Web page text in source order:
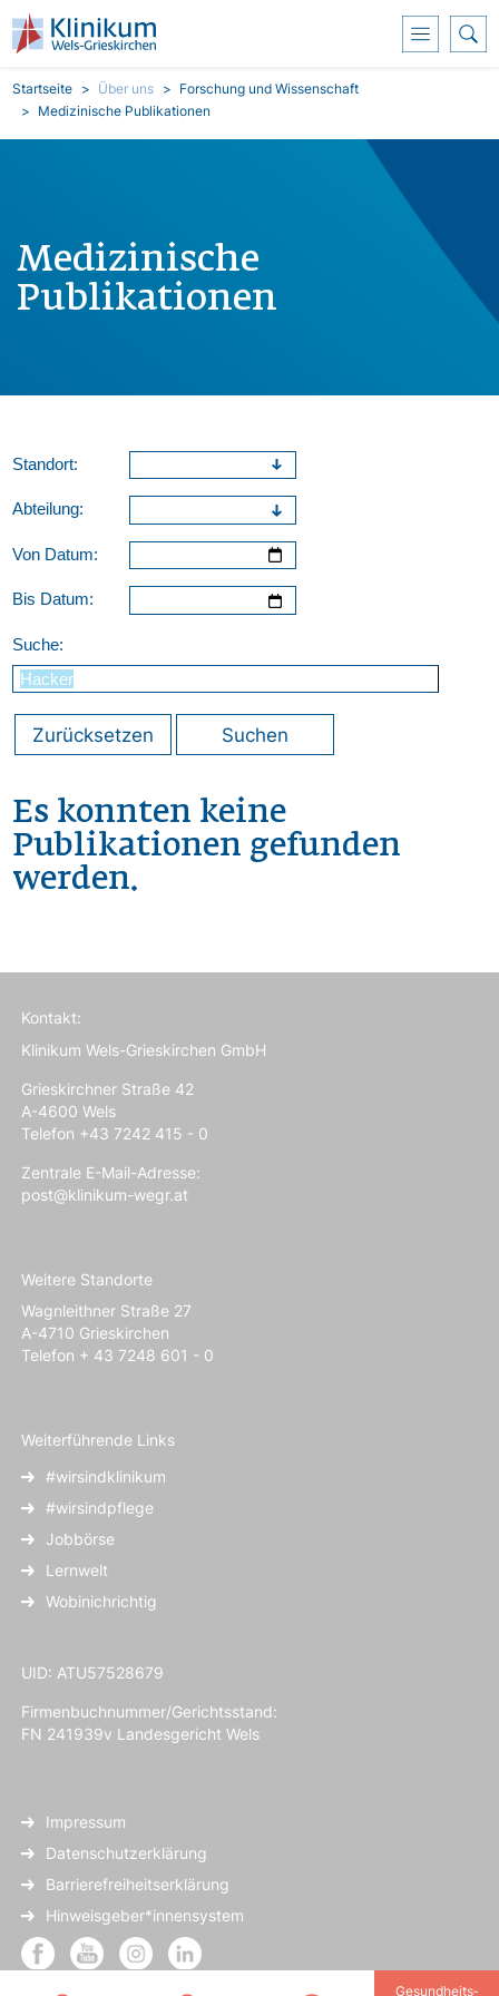
Direkt zum Inhalt
Pfadnavigation
Startseite Über uns
Forschung und Wissenschaft
Medizinische Publikationen
Medizinische
Publikationen
Standort:
Abteilung:
Von Datum:
Bis Datum:
Suche:
Zurücksetzen Suchen
Es konnten keine
Publikationen gefunden
werden.
Gesundheits­
Kontakt:
Klinikum Wels-Grieskirchen GmbH
Grieskirchner Straße 42
A-4600 Wels
Telefon +43 7242 415 - 0
Zentrale E-Mail-Adresse:
post@klinikum-wegr.at
Weitere Standorte
Wagnleithner Straße 27
A-4710 Grieskirchen
Telefon + 43 7248 601 - 0
Weiterführende Links
#wirsindklinikum
#wirsindpflege
Jobbörse
Lernwelt
Wobinichrichtig
UID: ATU57528679
Firmenbuchnummer/Gerichtsstand:
FN 241939v Landesgericht Wels
Impressum
Datenschutzerklärung
Barrierefreiheitserklärung
Hinweisgeber*innensystem